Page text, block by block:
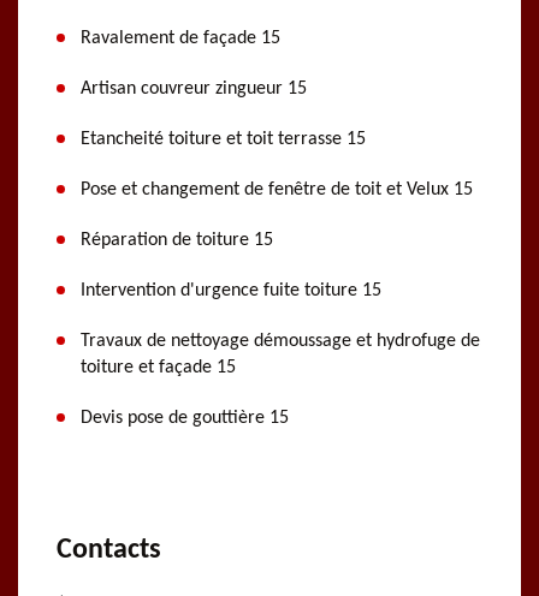
Ravalement de façade 15
Artisan couvreur zingueur 15
Etancheité toiture et toit terrasse 15
Pose et changement de fenêtre de toit et Velux 15
Réparation de toiture 15
Intervention d'urgence fuite toiture 15
Travaux de nettoyage démoussage et hydrofuge de
toiture et façade 15
Devis pose de gouttière 15
Contacts